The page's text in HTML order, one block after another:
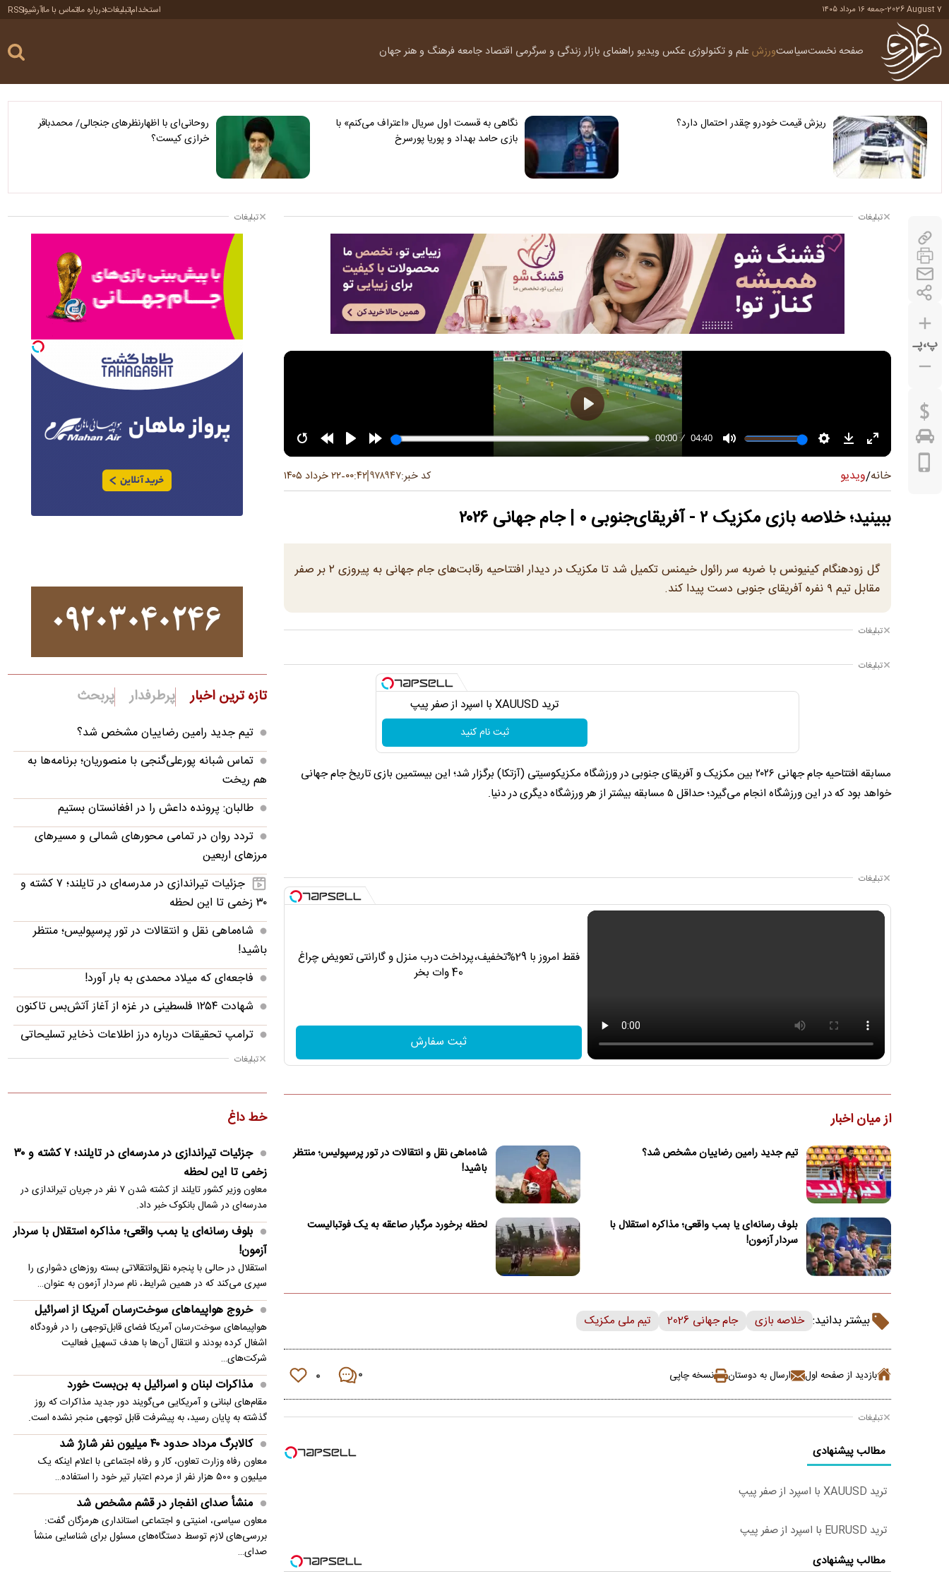
2026 August 7
-جمعه ۱۶ مرداد ۱۴۰۵ استخدامتبلیغاتدرباره ماتماس با ماآرشیوRSS
صفحه نخستسیاستورزش علم و تکنولوژی عکس ویدیو راهنمای بازارزندگی و سرگرمی اقتصاد جامعهفرهنگ و هنرجهان
ریزش قیمت خودرو چقدر احتمال دارد؟
نگاهی به قسمت اول سریال «اعتراف می‌کنم» با
بازی حامد بهداد و پوریا پورسرخ
روحانی‌ای با اظهارنظرهای جنجالی/ محمدباقر
خرازی کیست؟
پ،پـ
تبلیغات
خانه/ویدیو کد خبر:۹۷۸۹۴۷۰۰:۴۲-۲۲ خرداد ۱۴۰۵
ببینید؛ خلاصه بازی مکزیک ۲ - آفریقای‌جنوبی ۰ | جام جهانی ۲۰۲۶
گل زودهنگام کینیونس با ضربه سر رائول خیمنس تکمیل شد تا مکزیک در دیدار افتتاحیه رقابت‌های جام جهانی به پیروزی ۲ بر صفر
مقابل تیم ۹ نفره آفریقای جنوبی دست پیدا کند.
تبلیغات
تبلیغات
ترید XAUUSD با اسپرد از صفر پیپ
ثبت نام کنید
مسابقه افتتاحیه جام جهانی ۲۰۲۶ بین مکزیک و آفریقای جنوبی در ورزشگاه مکزیکوسیتی (آزتکا) برگزار شد؛ این بیستمین بازی تاریخ جام جهانی
خواهد بود که در این ورزشگاه انجام می‌گیرد؛ حداقل ۵ مسابقه بیشتر از هر ورزشگاه دیگری در دنیا.
تبلیغات
فقط امروز با 29%تخفیف،پرداخت درب منزل و گارانتی تعویض چراغ
40 وات بخر
ثبت سفارش
از میان اخبار
تیم جدید رامین رضاییان مشخص شد؟
شاه‌ماهی نقل و انتقالات در تور پرسپولیس؛ منتظر
باشید!
بلوف رسانه‌ای یا بمب واقعی؛ مذاکره استقلال با
سردار آزمون!
لحظه برخورد مرگبار صاعقه به یک فوتبالیست
بیشتر بدانید: خلاصه بازی جام جهانی 2026 تیم ملی مکزیک
بازدید از صفحه اول ارسال به دوستان نسخه چاپی ۰ ۰
تبلیغات
مطالب پیشنهادی
ترید XAUUSD با اسپرد از صفر پیپ
ترید EURUSD با اسپرد از صفر پیپ
مطالب پیشنهادی
تبلیغات
تازه ترین اخبار پرطرفدار پربحث
تیم جدید رامین رضاییان مشخص شد؟
تماس شبانه پورعلی‌گنجی با منصوریان؛ برنامه‌ها به
هم ریخت
طالبان: پرونده داعش را در افغانستان بستیم
تردد روان در تمامی محورهای شمالی و مسیرهای
مرزهای اربعین
جزئیات تیراندازی در مدرسه‌ای در تایلند؛ ۷ کشته و
۳۰ زخمی تا این لحظه
شاه‌ماهی نقل و انتقالات در تور پرسپولیس؛ منتظر
باشید!
فاجعه‌ای که میلاد محمدی به بار آورد!
شهادت ۱۲۵۴ فلسطینی در غزه از آغاز آتش‌بس تاکنون
ترامپ تحقیقات درباره درز اطلاعات ذخایر تسلیحاتی
آمریکا را آغاز کرد
رودری به بارسلونا پاسخ مثبت داد
رونمایی رئال مادرید از گران‌ترین خرید تاریخ خود
لیونل مسی چگونه وارد باشگاه میلیاردها شد؟
تکلیف وینیسیوس جونیور مشخص شد
خروج هواپیماهای سوخت‌رسان آمریکا از اسرائیل
تبلیغات
خط داغ
جزئیات تیراندازی در مدرسه‌ای در تایلند؛ ۷ کشته و ۳۰
زخمی تا این لحظه
معاون وزیر کشور تایلند از کشته شدن ۷ نفر در جریان تیراندازی در
مدرسه‌ای در شمال بانکوک خبر داد.
بلوف رسانه‌ای یا بمب واقعی؛ مذاکره استقلال با سردار
آزمون!
استقلال در حالی با پنجره نقل‌وانتقالاتی بسته روزهای دشواری را
سپری می‌کند که در همین شرایط، نام سردار آزمون به عنوان…
خروج هواپیماهای سوخت‌رسان آمریکا از اسرائیل
هواپیماهای سوخت‌رسان آمریکا فضای قابل‌توجهی را در فرودگاه
اشغال کرده بودند و انتقال آن‌ها با هدف تسهیل فعالیت
شرکت‌های…
مذاکرات لبنان و اسرائیل به بن‌بست خورد
مقام‌های لبنانی و آمریکایی می‌گویند دور جدید مذاکرات که روز
گذشته به پایان رسید، به پیشرفت قابل توجهی منجر نشده است.
کالابرگ مرداد حدود ۴۰‌ میلیون نفر شارژ شد
معاون رفاه وزارت تعاون، کار و رفاه اجتماعی با اعلام اینکه یک
میلیون و ۵۰۰ هزار نفر از مردم اعتبار تیر خود را استفاده…
منشأ صدای انفجار در قشم مشخص شد
معاون سیاسی، امنیتی و اجتماعی استانداری هرمزگان گفت:
بررسی‌های لازم توسط دستگاه‌های مسئول برای شناسایی منشأ
صدای…